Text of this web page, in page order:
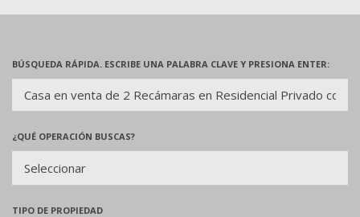
BÚSQUEDA RÁPIDA. ESCRIBE UNA PALABRA CLAVE Y PRESIONA ENTER:
¿QUÉ OPERACIÓN BUSCAS?
TIPO DE PROPIEDAD